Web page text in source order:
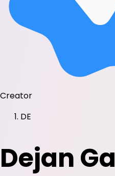
Creator
DE
Dejan